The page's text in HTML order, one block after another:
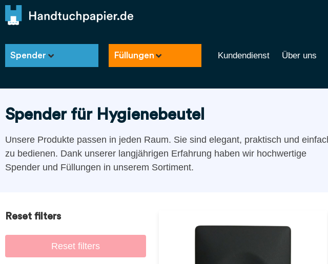
Spender Füllungen Kundendienst Über uns
Spender für Hygienebeutel
Unsere Produkte passen in jeden Raum. Sie sind elegant, praktisch und
zu bedienen. Dank unserer langjährigen Erfahrung haben wir hochwertige
Spender und Füllungen in unserem Sortiment.
Reset filters
Reset filters